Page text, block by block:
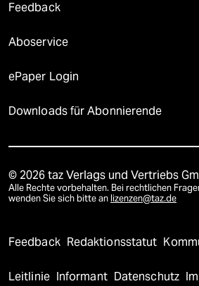
Feedback
Aboservice
ePaper Login
Downloads für Abonnierende
© 2026 taz Verlags und Vertriebs
Alle Rechte vorbehalten. Bei rechtlichen
wenden Sie sich bitte an lizenzen@taz.de
Feedback Redaktionsstatut
Leitlinie Informant Datenschutz